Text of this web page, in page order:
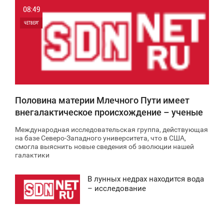
08:49
ЧЕТВЕРГ
Половина материи Млечного Пути имеет
внегалактическое происхождение – ученые
Международная исследовательская группа, действующая
на базе Северо-Западного университета, что в США,
смогла выяснить новые сведения об эволюции нашей
галактики
В лунных недрах находится вода
– исследование